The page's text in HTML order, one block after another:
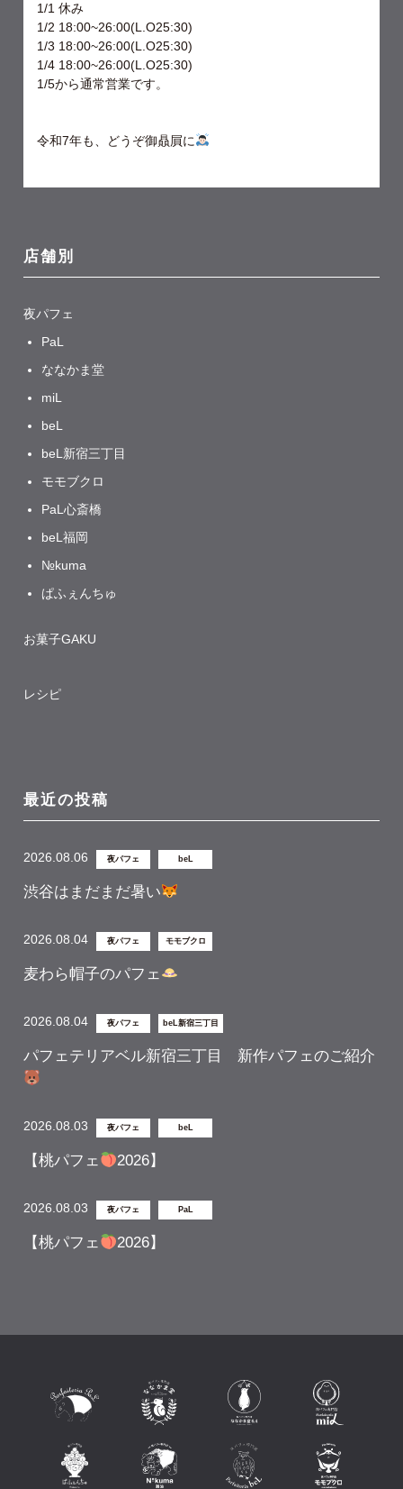
1/1 休み
1/2 18:00~26:00(L.O25:30)
1/3 18:00~26:00(L.O25:30)
1/4 18:00~26:00(L.O25:30)
1/5から通常営業です。
令和7年も、どうぞ御贔屓に
店舗別
夜パフェ
PaL
ななかま堂
miL
beL
beL新宿三丁目
モモブクロ
PaL心斎橋
beL福岡
№kuma
ぱふぇんちゅ
お菓子GAKU
レシピ
最近の投稿
2026.08.06 夜パフェ beL
渋谷はまだまだ暑い
2026.08.04 夜パフェ モモブクロ
麦わら帽子のパフェ
2026.08.04 夜パフェ beL新宿三丁目
パフェテリアベル新宿三丁目 新作パフェのご紹介
2026.08.03 夜パフェ beL
【桃パフェ 2026】
2026.08.03 夜パフェ PaL
【桃パフェ 2026】